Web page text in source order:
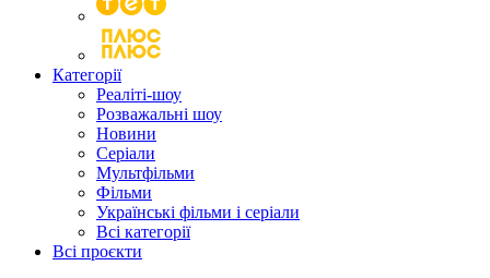
Категорії
Реаліті-шоу
Розважальні шоу
Новини
Серіали
Мультфільми
Фільми
Українські фільми і серіали
Всі категорії
Всі проєкти